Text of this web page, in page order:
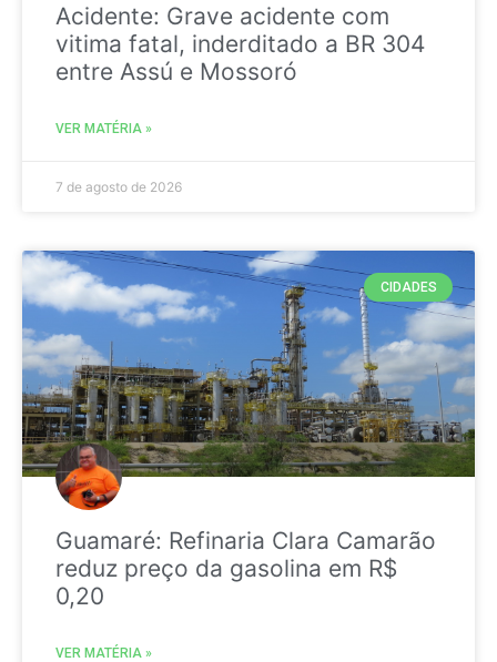
Acidente: Grave acidente com
vitima fatal, inderditado a BR 304
entre Assú e Mossoró
VER MATÉRIA »
7 de agosto de 2026
CIDADES
Guamaré: Refinaria Clara Camarão
reduz preço da gasolina em R$
0,20
VER MATÉRIA »